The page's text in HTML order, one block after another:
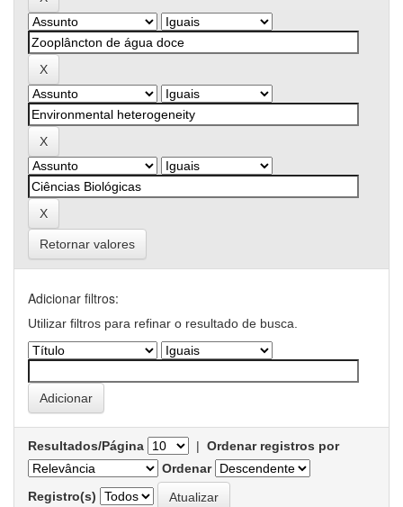
Retornar valores
Adicionar filtros:
Utilizar filtros para refinar o resultado de busca.
Resultados/Página | Ordenar registros por
Ordenar
Registro(s)